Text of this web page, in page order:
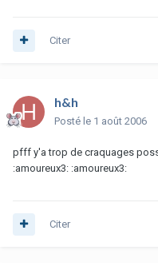
Citer
h&h
Posté le 1 août 2006
pfff y'a trop de craquages
:amoureux3: :amoureux3:
Citer